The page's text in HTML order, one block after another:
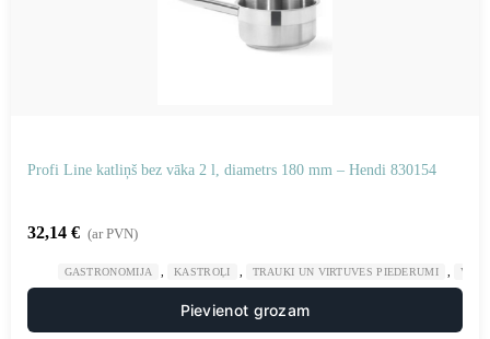
Profi Line katliņš bez vāka 2 l, diametrs 180 mm – Hendi 830154
32,14 € (ar PVN)
GASTRONOMIJA KASTROĻI TRAUKI UN VIRTUVES PIEDERUMI
Pievienot grozam